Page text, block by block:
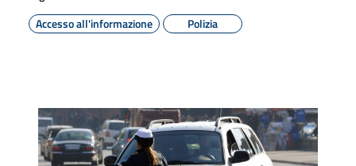
Accesso all'informazione
Polizia